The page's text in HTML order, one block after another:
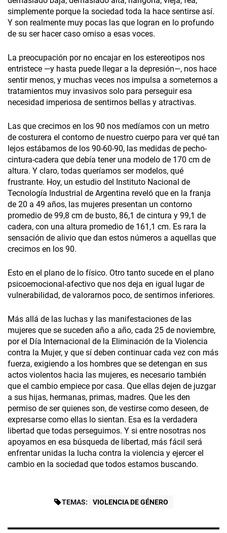
simplemente porque la sociedad toda la hace sentirse así.
Y son realmente muy pocas las que logran en lo profundo
de su ser hacer caso omiso a esas voces.
La preocupación por no encajar en los estereotipos nos
entristece —y hasta puede llegar a la depresión—, nos hace
sentir menos, y muchas veces nos impulsa a someternos a
tratamientos muy invasivos solo para perseguir esa
necesidad imperiosa de sentirnos bellas y atractivas.
Las que crecimos en los 90 nos medíamos con un metro
de costurera el contorno de nuestro cuerpo para ver qué tan
lejos estábamos de los 90-60-90, las medidas de pecho-
cintura-cadera que debía tener una modelo de 170 cm de
altura. Y claro, todas queríamos ser modelos, qué
frustrante. Hoy, un estudio del Instituto Nacional­ de
Tecnología Industrial de Argentina reveló que en la franja
de 20 a 49 años, las mujeres presentan un contorno
promedio de 99,8 cm de busto, 86,1 de cintura y 99,1 de
cadera, con una altura promedio de 161,1 cm. Es rara la
sensación de alivio que dan estos números a aquellas que
crecimos en los 90.
Esto en el plano de lo físico. Otro tanto sucede en el plano
psicoemocional-afectivo que nos deja en igual lugar de
vulnerabilidad, de valorarnos poco, de sentirnos inferiores.
Más allá de las luchas y las manifestaciones de las
mujeres que se suceden año a año, cada 25 de noviembre,
por el Día Internacional­ de la Eliminación de la Violencia
contra la Mujer, y que sí deben continuar cada vez con más
fuerza, exigiendo a los hombres que se detengan en sus
actos violentos hacia las mujeres, es necesario también
que el cambio empiece por casa. Que ellas dejen de juzgar
a sus hijas, hermanas, primas, madres. Que les den
permiso de ser quienes son, de vestirse como deseen, de
expresarse como ellas lo sientan. Esa es la verdadera
libertad que todas perseguimos. Y si entre nosotras nos
apoyamos en esa búsqueda de libertad, más fácil será
enfrentar unidas la lucha contra la violencia y ejercer el
cambio en la sociedad que todos estamos buscando.
TEMAS: VIOLENCIA DE GÉNERO